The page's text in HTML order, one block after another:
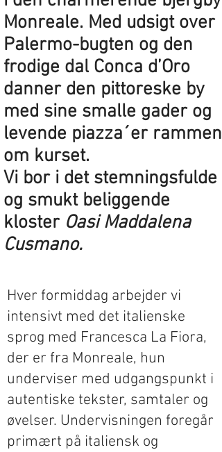
Monreale. Med udsigt over
Palermo-bugten og den
frodige dal Conca d’Oro
danner den pittoreske by
med sine smalle gader og
levende piazza´er rammen
om kurset.
Vi bor i det stemningsfulde
og smukt beliggende
kloster Oasi Maddalena
Cusmano.
Hver formiddag arbejder vi
intensivt med det italienske
sprog med Francesca La Fiora,
der er fra Monreale, hun
underviser med udgangspunkt i
autentiske tekster, samtaler og
øvelser. Undervisningen foregår
primært på italiensk og